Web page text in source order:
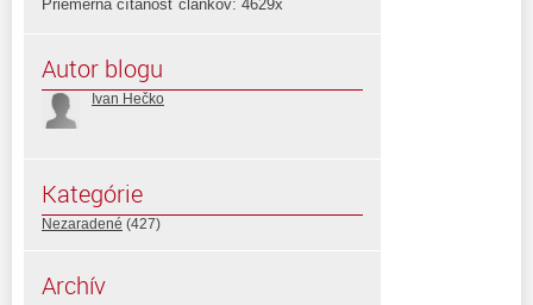
Priemerná čítanosť článkov: 4629x
Autor blogu
Ivan Hečko
Kategórie
Nezaradené (427)
Archív